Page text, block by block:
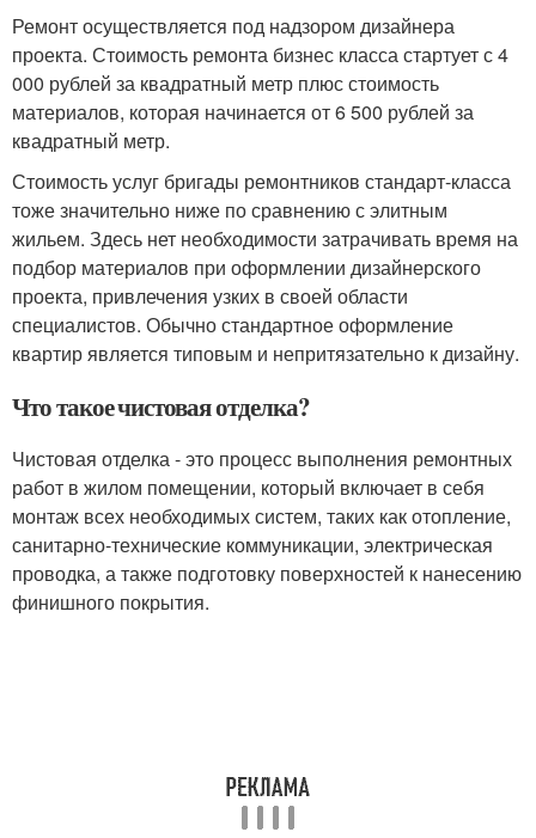
Ремонт осуществляется под надзором дизайнера
проекта. Стоимость ремонта бизнес класса стартует с 4
000 рублей за квадратный метр плюс стоимость
материалов, которая начинается от 6 500 рублей за
квадратный метр.
Стоимость услуг бригады ремонтников стандарт-класса
тоже значительно ниже по сравнению с элитным
жильем. Здесь нет необходимости затрачивать время на
подбор материалов при оформлении дизайнерского
проекта, привлечения узких в своей области
специалистов. Обычно стандартное оформление
квартир является типовым и непритязательно к дизайну.
Что такое чистовая отделка?
Чистовая отделка - это процесс выполнения ремонтных
работ в жилом помещении, который включает в себя
монтаж всех необходимых систем, таких как отопление,
санитарно-технические коммуникации, электрическая
проводка, а также подготовку поверхностей к нанесению
финишного покрытия.